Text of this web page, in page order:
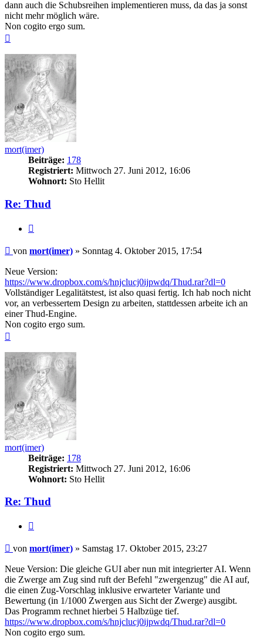
dann auch die Schubsreihen implementieren muss, da das ja sonst
nicht mehr möglich wäre.
Non cogito ergo sum.
mort(imer)
Beiträge: 178
Registriert: Mittwoch 27. Juni 2012, 16:06
Wohnort: Sto Hellit
Re: Thud
Beitrag
von mort(imer) » Sonntag 4. Oktober 2015, 17:54
Neue Version:
https://www.dropbox.com/s/hnjclucj0ijpwdq/Thud.rar?dl=0
Vollständiger Legalitätstest, ist also quasi fertig. Ich hab noch nicht
vor, an verbessertem Design zu arbeiten, stattdessen arbeite ich an
einer Thud-Engine.
Non cogito ergo sum.
mort(imer)
Beiträge: 178
Registriert: Mittwoch 27. Juni 2012, 16:06
Wohnort: Sto Hellit
Re: Thud
Beitrag
von mort(imer) » Samstag 17. Oktober 2015, 23:27
Neue Version: Die gleiche GUI aber nun mit integrierter AI. Wenn
die Zwerge am Zug sind ruft der Befehl "zwergenzug" die AI auf,
die einen Zug-Vorschlag inklusive erwarteter Variante und
Bewertung (in 1/1000 Zwergen aus Sicht der Zwerge) ausgibt.
Das Programm rechnet hierbei 5 Halbzüge tief.
https://www.dropbox.com/s/hnjclucj0ijpwdq/Thud.rar?dl=0
Non cogito ergo sum.